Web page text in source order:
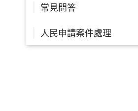
常見問答
人民申請案件處理